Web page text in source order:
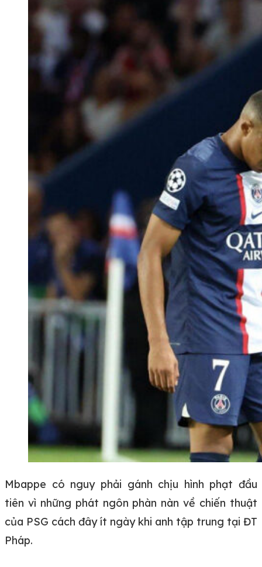
Mbappe có nguy phải gánh chịu hình phạt đầu
tiên vì những phát ngôn phàn nàn về chiến thuật
của PSG cách đây ít ngày khi anh tập trung tại ĐT
Pháp.